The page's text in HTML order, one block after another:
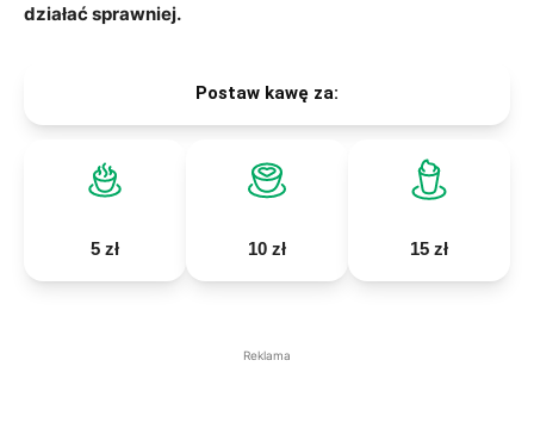
działać sprawniej.
Postaw kawę za:
5 zł 10 zł 15 zł
Reklama